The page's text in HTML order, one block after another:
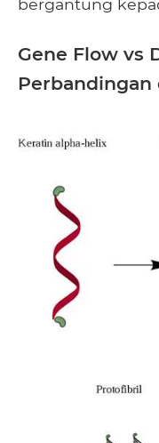
bergantung
Gene Flow vs